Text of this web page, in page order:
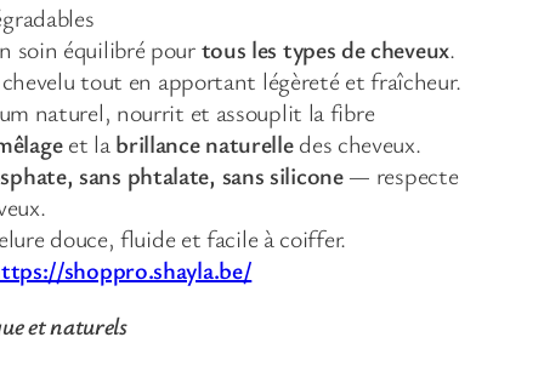
soin équilibré pourtous les types de cheveux.
tout en apportant légèreté et fraîcheur.
naturel, nourrit et assouplit la fibre
et labrillance naturelledes cheveux.
sans phtalate, sans silicone— respecte
douce, fluide et facile à coiffer.
shoppro.shayla.be/
et naturels